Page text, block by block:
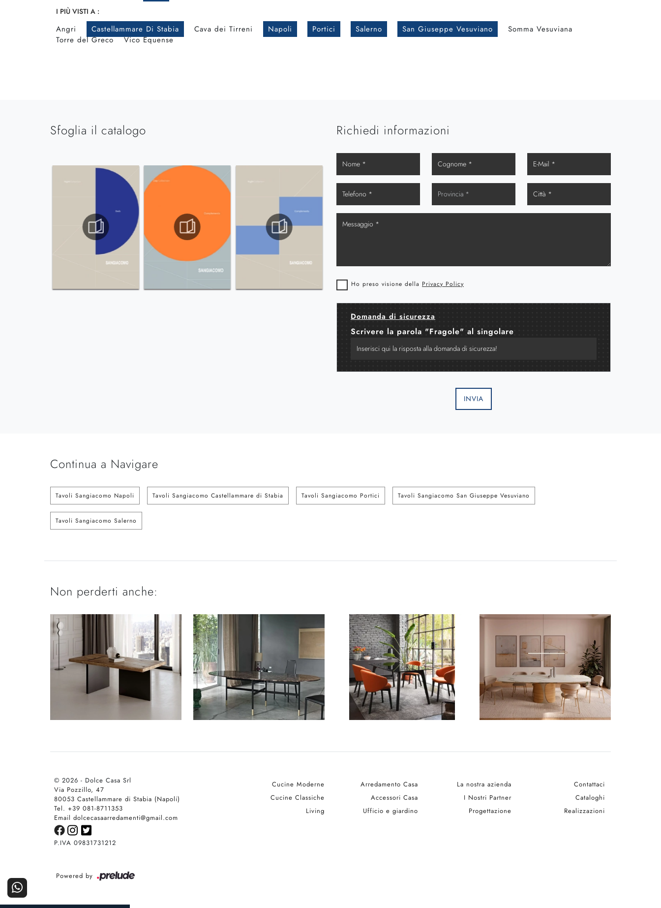
I PIÙ VISTI A :
Angri Castellammare Di Stabia Cava dei Tirreni Napoli Portici Salerno San Giuseppe Vesuviano
Somma Vesuviana
Torre del Greco
Vico Equense
Sfoglia il catalogo Richiedi informazioni
Ho preso visione della Privacy Policy
Domanda di sicurezza
Scrivere la parola "Fragole" al singolare
INVIA
Continua a Navigare
Tavoli Sangiacomo Napoli Tavoli Sangiacomo Castellammare di Stabia Tavoli Sangiacomo Portici Tavoli Sangiacomo San Giuseppe Vesuviano
Tavoli Sangiacomo Salerno
Non perderti anche:
© 2026 - Dolce Casa Srl
Via Pozzillo, 47
80053 Castellammare di Stabia (Napoli)
Tel. +39 081-8711353
Email dolcecasaarredamenti@gmail.com
P.IVA 09831731212
Cucine Moderne
Cucine Classiche
Living
Arredamento Casa
Accessori Casa
Ufficio e giardino
La nostra azienda
I Nostri Partner
Progettazione
Contattaci
Cataloghi
Realizzazioni
Powered by